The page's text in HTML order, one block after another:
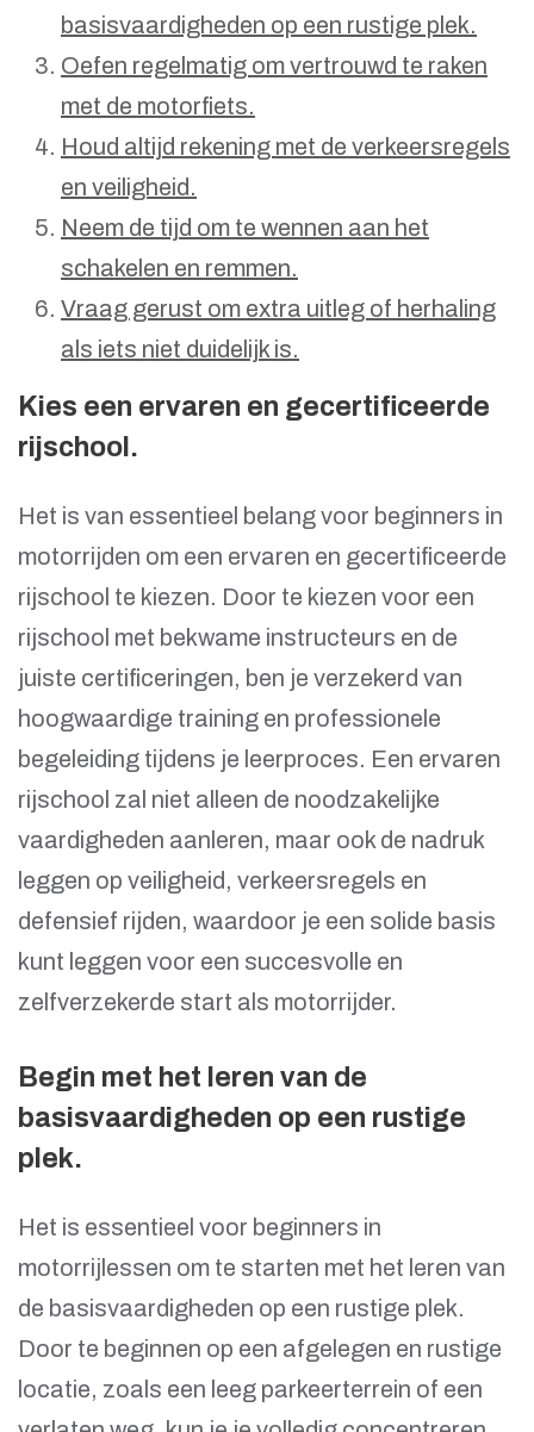
basisvaardigheden op een rustige plek.
Oefen regelmatig om vertrouwd te raken
met de motorfiets.
Houd altijd rekening met de verkeersregels
en veiligheid.
Neem de tijd om te wennen aan het
schakelen en remmen.
Vraag gerust om extra uitleg of herhaling
als iets niet duidelijk is.
Kies een ervaren en gecertificeerde
rijschool.
Het is van essentieel belang voor beginners in
motorrijden om een ervaren en gecertificeerde
rijschool te kiezen. Door te kiezen voor een
rijschool met bekwame instructeurs en de
juiste certificeringen, ben je verzekerd van
hoogwaardige training en professionele
begeleiding tijdens je leerproces. Een ervaren
rijschool zal niet alleen de noodzakelijke
vaardigheden aanleren, maar ook de nadruk
leggen op veiligheid, verkeersregels en
defensief rijden, waardoor je een solide basis
kunt leggen voor een succesvolle en
zelfverzekerde start als motorrijder.
Begin met het leren van de
basisvaardigheden op een rustige
plek.
Het is essentieel voor beginners in
motorrijlessen om te starten met het leren van
de basisvaardigheden op een rustige plek.
Door te beginnen op een afgelegen en rustige
locatie, zoals een leeg parkeerterrein of een